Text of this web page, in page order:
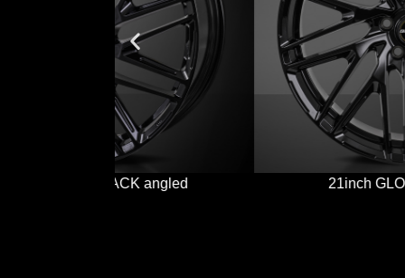
21inch GLOSS BLACK front